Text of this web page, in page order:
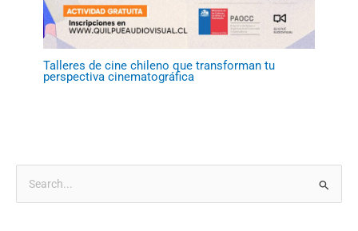
Talleres de cine chileno que transforman tu
perspectiva cinematográfica